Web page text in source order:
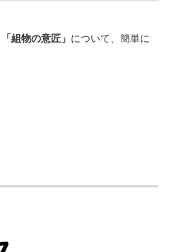
「組物の意匠」 について、簡単に